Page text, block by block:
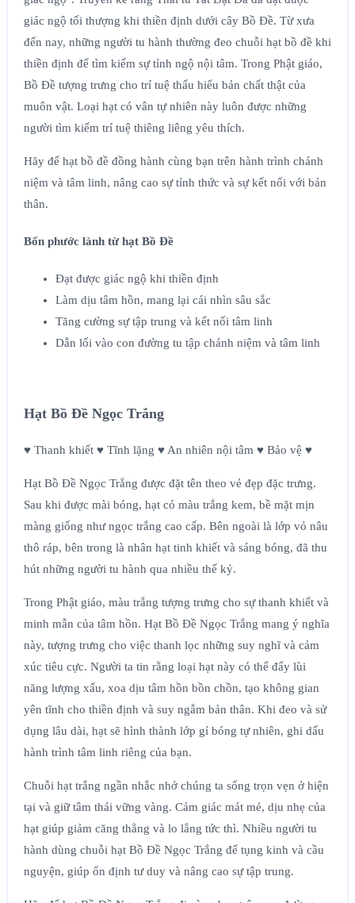
giác ngộ tối thượng khi thiền định dưới cây Bồ Đề. Từ xưa
đến nay, những người tu hành thường đeo chuỗi hạt bồ đề khi
thiền định để tìm kiếm sự tỉnh ngộ nội tâm. Trong Phật giáo,
Bồ Đề tượng trưng cho trí tuệ thấu hiểu bản chất thật của
muôn vật. Loại hạt có vân tự nhiên này luôn được những
người tìm kiếm trí tuệ thiêng liêng yêu thích.
Hãy để hạt bồ đề đồng hành cùng bạn trên hành trình chánh
niệm và tâm linh, nâng cao sự tỉnh thức và sự kết nối với bản
thân.
Bốn phước lành từ hạt Bồ Đề
Đạt được giác ngộ khi thiền định
Làm dịu tâm hồn, mang lại cái nhìn sâu sắc
Tăng cường sự tập trung và kết nối tâm linh
Dẫn lối vào con đường tu tập chánh niệm và tâm linh
Hạt Bồ Đề Ngọc Trắng
♥ Thanh khiết ♥ Tĩnh lặng ♥ An nhiên nội tâm ♥ Bảo vệ ♥
Hạt Bồ Đề Ngọc Trắng được đặt tên theo vẻ đẹp đặc trưng.
Sau khi được mài bóng, hạt có màu trắng kem, bề mặt mịn
màng giống như ngọc trắng cao cấp. Bên ngoài là lớp vỏ nâu
thô ráp, bên trong là nhân hạt tinh khiết và sáng bóng, đã thu
hút những người tu hành qua nhiều thế kỷ.
Trong Phật giáo, màu trắng tượng trưng cho sự thanh khiết và
minh mẫn của tâm hồn. Hạt Bồ Đề Ngọc Trắng mang ý nghĩa
này, tượng trưng cho việc thanh lọc những suy nghĩ và cảm
xúc tiêu cực. Người ta tin rằng loại hạt này có thể đẩy lùi
năng lượng xấu, xoa dịu tâm hồn bồn chồn, tạo không gian
yên tĩnh cho thiền định và suy ngẫm bản thân. Khi đeo và sử
dụng lâu dài, hạt sẽ hình thành lớp gỉ bóng tự nhiên, ghi dấu
hành trình tâm linh riêng của bạn.
Chuỗi hạt trắng ngần nhắc nhở chúng ta sống trọn vẹn ở hiện
tại và giữ tâm thái vững vàng. Cảm giác mát mẻ, dịu nhẹ của
hạt giúp giảm căng thẳng và lo lắng tức thì. Nhiều người tu
hành dùng chuỗi hạt Bồ Đề Ngọc Trắng để tụng kinh và cầu
nguyện, giúp ổn định tư duy và nâng cao sự tập trung.